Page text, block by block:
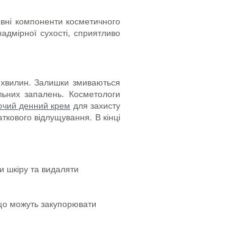
компоненти косметичного
сухості, сприятливо
Залишки змиваються
запалень. Косметологи
денний крем для захисту
відлущування. В кінці
шкіру та видаляти
можуть закупорювати